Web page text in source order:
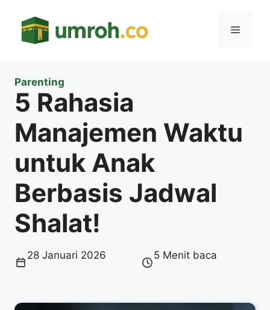
Menu
Parenting
5 Rahasia
Manajemen Waktu
untuk Anak
Berbasis Jadwal
Shalat!
28 Januari 2026 5 Menit baca